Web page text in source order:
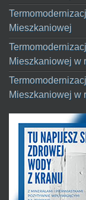
Mieszkaniowej
Mieszkaniowej w
Mieszkaniowej w